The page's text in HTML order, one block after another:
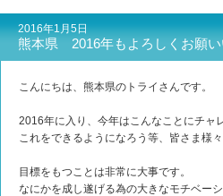
2016年1月5日
熊本県 2016年もよろしくお願い
こんにちは、熊本県のトライさんです。
2016年に入り、今年はこんなことにチャ
これをできるようになろう等、皆さま様
目標をもつことは非常に大事です。
なにかを成し遂げる為の大きなモチベーシ